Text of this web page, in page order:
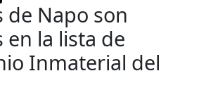
de Napo son
en la lista de
Inmaterial del